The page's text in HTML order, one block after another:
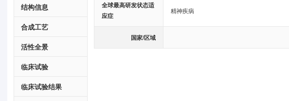
结构信息
合成工艺
活性全景
临床试验
临床试验结果
全球最高研发状态适
应症
精神疾病
国家/区域